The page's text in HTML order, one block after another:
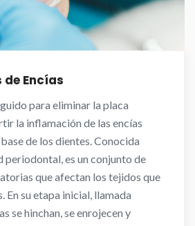
Encías
para eliminar la placa
la inflamación de las encías
de los dientes. Conocida
periodontal, es un conjunto de
que afectan los tejidos que
En su etapa inicial, llamada
se hinchan, se enrojecen y